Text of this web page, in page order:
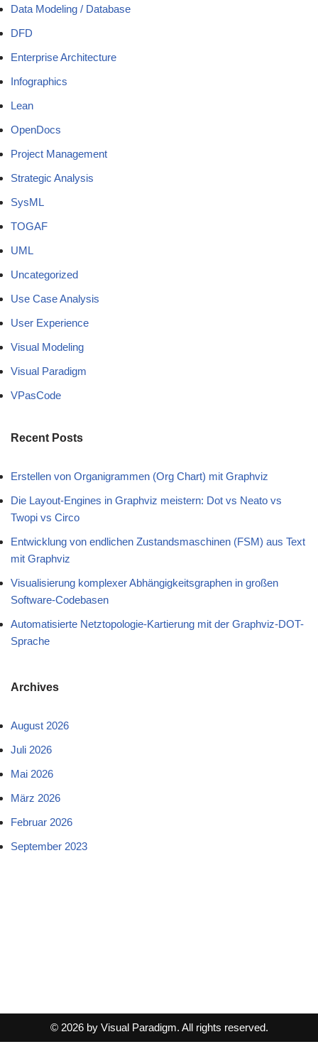
Data Modeling / Database
DFD
Enterprise Architecture
Infographics
Lean
OpenDocs
Project Management
Strategic Analysis
SysML
TOGAF
UML
Uncategorized
Use Case Analysis
User Experience
Visual Modeling
Visual Paradigm
VPasCode
Recent Posts
Erstellen von Organigrammen (Org Chart) mit Graphviz
Die Layout-Engines in Graphviz meistern: Dot vs Neato vs
Twopi vs Circo
Entwicklung von endlichen Zustandsmaschinen (FSM) aus Text
mit Graphviz
Visualisierung komplexer Abhängigkeitsgraphen in großen
Software-Codebasen
Automatisierte Netztopologie-Kartierung mit der Graphviz-DOT-
Sprache
Archives
August 2026
Juli 2026
Mai 2026
März 2026
Februar 2026
September 2023
© 2026 by Visual Paradigm. All rights reserved.